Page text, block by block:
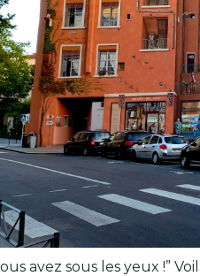
avez sous les yeux !”